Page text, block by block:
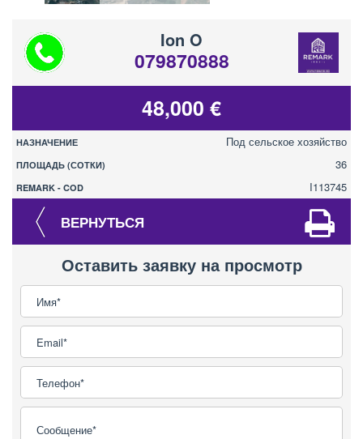
Ion O
079870888
48,000 €
НАЗНАЧЕНИЕ Под сельское хозяйство
ПЛОЩАДЬ (СОТКИ) 36
REMARK - COD I113745
ВЕРНУТЬСЯ
Оставить заявку на просмотр